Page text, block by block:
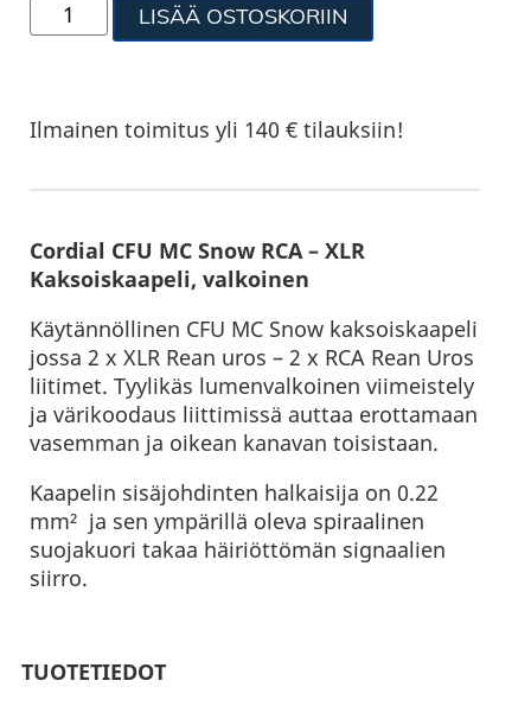
LISÄÄ OSTOSKORIIN
Ilmainen toimitus yli 140 € tilauksiin!
Cordial CFU MC Snow RCA – XLR
Kaksoiskaapeli, valkoinen
Käytännöllinen CFU MC Snow kaksoiskaapeli
jossa 2 x XLR Rean uros – 2 x RCA Rean Uros
liitimet. Tyylikäs lumenvalkoinen viimeistely
ja värikoodaus liittimissä auttaa erottamaan
vasemman ja oikean kanavan toisistaan.
Kaapelin sisäjohdinten halkaisija on 0.22
mm² ja sen ympärillä oleva spiraalinen
suojakuori takaa häiriöttömän signaalien
siirro.
TUOTETIEDOT